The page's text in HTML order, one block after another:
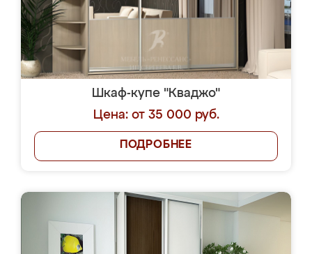
Шкаф-купе "Кваджо"
Цена: от 35 000 руб.
ПОДРОБНЕЕ